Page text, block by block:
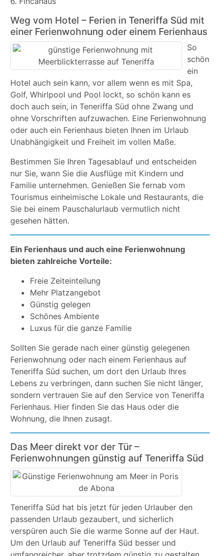
Weg vom Hotel – Ferien in Teneriffa Süd mit
einer Ferienwohnung oder einem Ferienhaus
So
schön
ein
Hotel auch sein kann, vor allem wenn es mit Spa,
Golf, Whirlpool und Pool lockt, so schön kann es
doch auch sein, in Teneriffa Süd ohne Zwang und
ohne Vorschriften aufzuwachen. Eine Ferienwohnung
oder auch ein Ferienhaus bieten Ihnen im Urlaub
Unabhängigkeit und Freiheit im vollen Maße.
Bestimmen Sie Ihren Tagesablauf und entscheiden
nur Sie, wann Sie die Ausflüge mit Kindern und
Familie unternehmen. Genießen Sie fernab vom
Tourismus einheimische Lokale und Restaurants, die
Sie bei einem Pauschalurlaub vermutlich nicht
gesehen hätten.
Ein Ferienhaus und auch eine Ferienwohnung
bieten zahlreiche Vorteile:
Freie Zeiteinteilung
Mehr Platzangebot
Günstig gelegen
Schönes Ambiente
Luxus für die ganze Familie
Sollten Sie gerade nach einer günstig gelegenen
Ferienwohnung oder nach einem Ferienhaus auf
Teneriffa Süd suchen, um dort den Urlaub Ihres
Lebens zu verbringen, dann suchen Sie nicht länger,
sondern vertrauen Sie auf den Service von Teneriffa
Ferienhaus. Hier finden Sie das Haus oder die
Wohnung, die Ihnen zusagt.
Das Meer direkt vor der Tür –
Ferienwohnungen günstig auf Teneriffa Süd
Teneriffa Süd hat bis jetzt für jeden Urlauber den
passenden Urlaub gezaubert, und sicherlich
verspüren auch Sie die warme Sonne auf der Haut.
Um den Urlaub auf Teneriffa Süd besser und